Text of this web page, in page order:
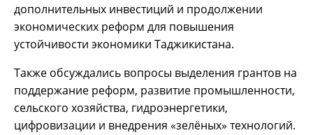
дополнительных инвестиций и продолжении
экономических реформ для повышения
устойчивости экономики Таджикистана.
Также обсуждались вопросы выделения грантов на
поддержание реформ, развитие промышленности,
сельского хозяйства, гидроэнергетики,
цифровизации и внедрения «зелёных» технологий.